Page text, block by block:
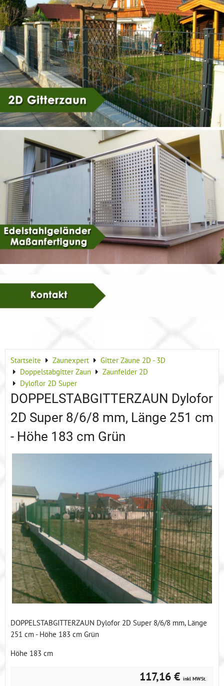
Startseite Zaunexpert
Gitter Zäune 2D - 3D
Doppelstabgitter Zaun
Zaunfelder 2D
Dyloflor 2D Super
DOPPELSTABGITTERZAUN Dylofor
2D Super 8/6/8 mm, Länge 251 cm
- Höhe 183 cm Grün
DOPPELSTABGITTERZAUN Dylofor 2D Super 8/6/8 mm, Länge
251 cm - Höhe 183 cm Grün
Höhe 183 cm
117,16 € inkl MWSt.